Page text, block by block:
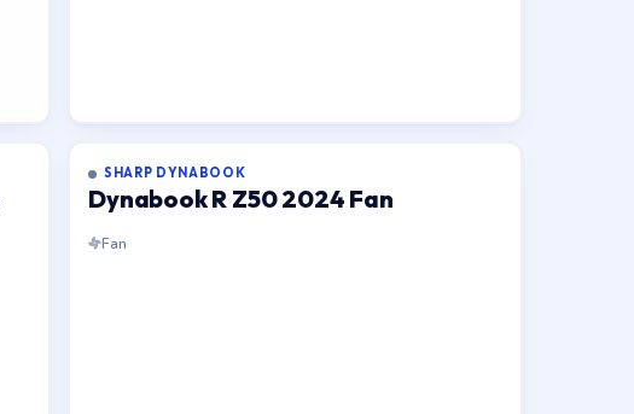
SHARP DYNABOOK
Dynabook R Z50 2024 Fan
Fan